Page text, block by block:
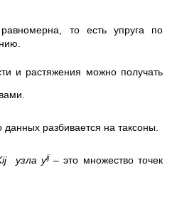
то есть упруга по
и растяжения можно получать
разбивается на таксоны.
ij узлаyij – это множество точек